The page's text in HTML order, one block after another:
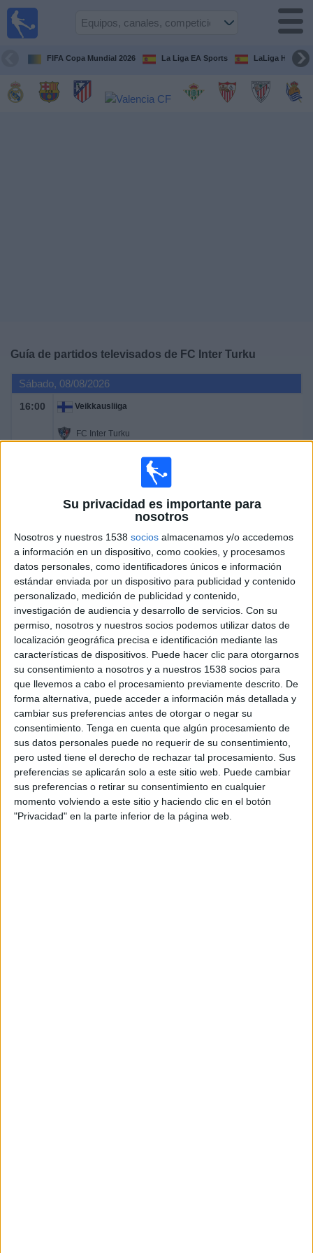
Su privacidad es importante para
nosotros
Nosotros y nuestros 1538 socios almacenamos y/o accedemos
a información en un dispositivo, como cookies, y procesamos
datos personales, como identificadores únicos e información
estándar enviada por un dispositivo para publicidad y contenido
personalizado, medición de publicidad y contenido,
investigación de audiencia y desarrollo de servicios. Con su
permiso, nosotros y nuestros socios podemos utilizar datos de
localización geográfica precisa e identificación mediante las
características de dispositivos. Puede hacer clic para otorgarnos
su consentimiento a nosotros y a nuestros 1538 socios para
que llevemos a cabo el procesamiento previamente descrito. De
forma alternativa, puede acceder a información más detallada y
cambiar sus preferencias antes de otorgar o negar su
consentimiento. Tenga en cuenta que algún procesamiento de
sus datos personales puede no requerir de su consentimiento,
pero usted tiene el derecho de rechazar tal procesamiento. Sus
preferencias se aplicarán solo a este sitio web. Puede cambiar
sus preferencias o retirar su consentimiento en cualquier
momento volviendo a este sitio y haciendo clic en el botón
"Privacidad" en la parte inferior de la página web.
FIFA Copa Mundial 2026 La Liga EA Sports LaLiga
Guía de partidos televisados de FC Inter Turku
Sábado, 08/08/2026
16:00 Veikkausliiga
FC Inter Turku
Jueves, 13/08/2026
Vaduz
FC Inter Turku
OneFootball PPV
Sábado, 15/08/2026
16:00 Veikkausliiga
AC Oulu
FC Inter Turku
OneFootball PPV
Guía de
Televisados
Noticias